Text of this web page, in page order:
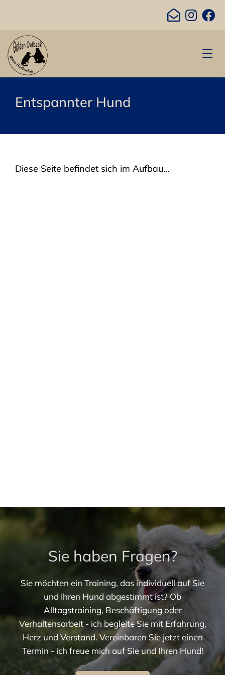
Entspannter Hund
Diese Seite befindet sich im Aufbau...
Sie haben Fragen?
Sie möchten ein Training, das individuell auf Sie
und Ihren Hund abgestimmt ist? Ob
Alltagstraining, Beschäftigung oder
Verhaltensarbeit - ich begleite Sie mit Erfahrung,
Herz und Verstand. Vereinbaren Sie jetzt einen
Termin - ich freue mich auf Sie und Ihren Hund!